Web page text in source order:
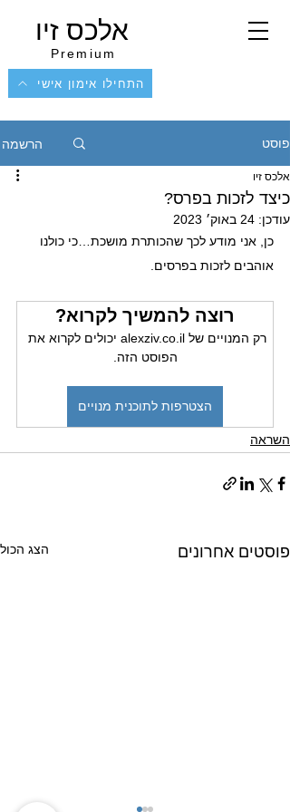
אלכס זיו
Premium
התחילו אימון אישי
פוסט הרשמה
כיצד לזכות בפרס?
אלכס זיו
עודכן: 24 באוק׳ 2023
כן, אני מודע לכך שהכותרת מושכת…כי כולנו
אוהבים לזכות בפרסים.
רוצה להמשיך לקרוא?
רק המנויים של alexziv.co.il יכולים לקרוא את
הפוסט הזה.
הצטרפות לתוכנית מנויים
השראה
פוסטים אחרונים הצג הכול